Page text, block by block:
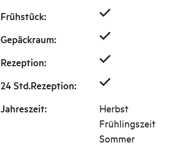
Frühstück:
Gepäckraum:
Rezeption:
24 Std.Rezeption:
Jahreszeit:
Herbst
Frühlingszeit
Sommer